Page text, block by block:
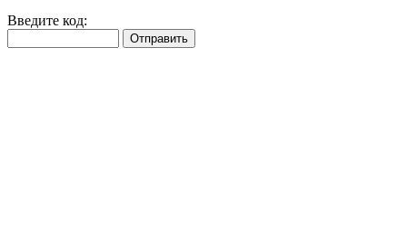
Введите код: